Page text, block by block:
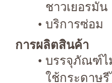
ชาวเยอรมัน
บริการซ่อม
การผลิตสินค้า
บรรจุภัณฑ์ไ
ใช้กระดาษ